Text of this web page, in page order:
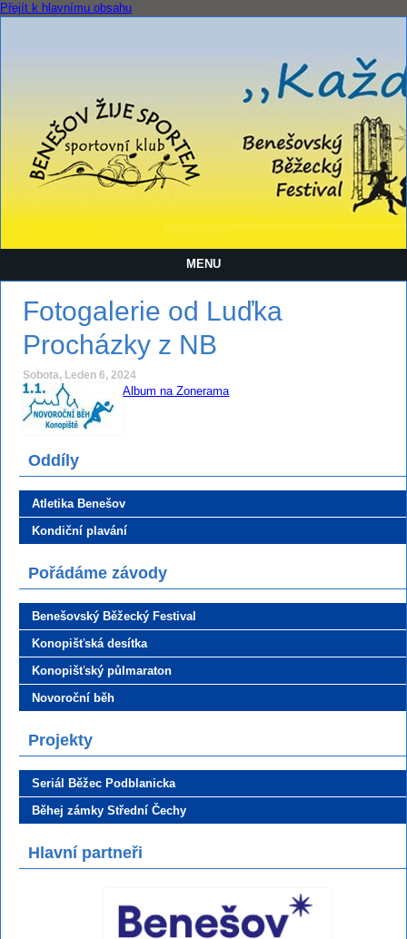
Přejít k hlavnímu obsahu
MENU
Fotogalerie od Luďka
Procházky z NB
Sobota, Leden 6, 2024
Album na Zonerama
Oddíly
Atletika Benešov
Kondiční plavání
Pořádáme závody
Benešovský Běžecký Festival
Konopišťská desítka
Konopišťský půlmaraton
Novoroční běh
Projekty
Seriál Běžec Podblanicka
Běhej zámky Střední Čechy
Hlavní partneři